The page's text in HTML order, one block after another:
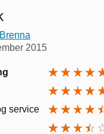
2015
service